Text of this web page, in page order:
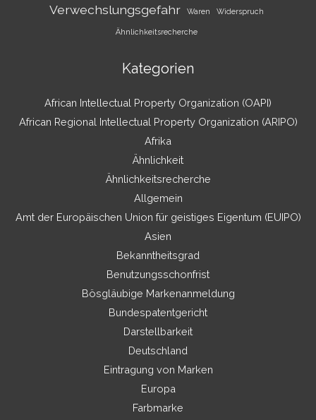
Verwechslungsgefahr Waren Widerspruch
Ähnlichkeitsrecherche
Kategorien
African Intellectual Property Organization (OAPI)
African Regional Intellectual Property Organization (ARIPO)
Afrika
Ähnlichkeit
Ähnlichkeitsrecherche
Allgemein
Amt der Europäischen Union für geistiges Eigentum (EUIPO)
Asien
Bekanntheitsgrad
Benutzungsschonfrist
Bösgläubige Markenanmeldung
Bundespatentgericht
Darstellbarkeit
Deutschland
Eintragung von Marken
Europa
Farbmarke